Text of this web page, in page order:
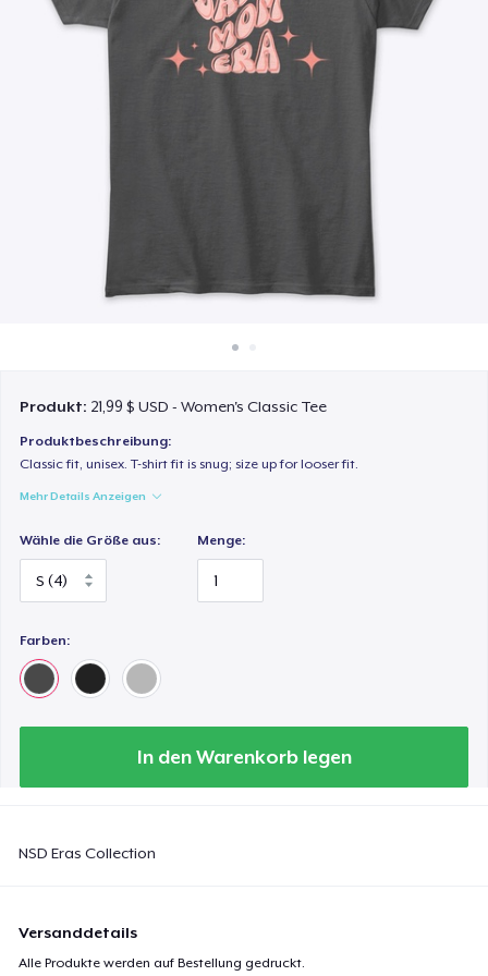
Überall verkaufen
Produkt: 21,99 $ USD - Women's Classic Tee
Produktbeschreibung:
Classic fit, unisex. T-shirt fit is snug; size up for looser fit.
Mehr Details Anzeigen
Wähle die Größe aus: Menge:
Farben:
In den Warenkorb legen
NSD Eras Collection
Versanddetails
Alle Produkte werden auf Bestellung gedruckt.